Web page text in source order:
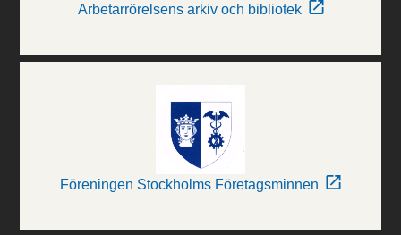
Arbetarrörelsens arkiv och bibliotek
Föreningen Stockholms Företagsminnen